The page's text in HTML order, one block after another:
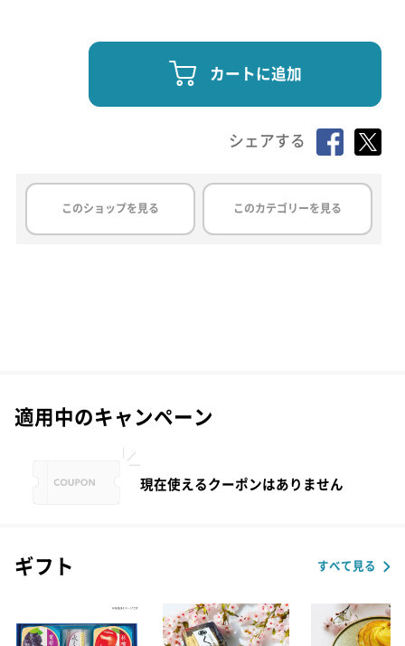
カートに追加
シェアする
このショップを見る このカテゴリーを見る
適用中のキャンペーン
現在使えるクーポンはありません
ギフト すべて見る